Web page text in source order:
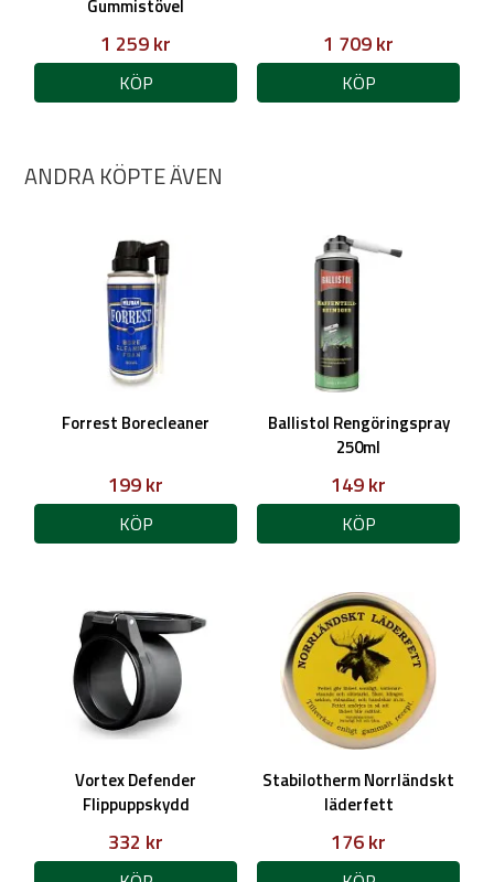
Gummistövel
1 259 kr
KÖP
1 709 kr
KÖP
ANDRA KÖPTE ÄVEN
Forrest Borecleaner
199 kr
KÖP
Ballistol Rengöringspray
250ml
149 kr
KÖP
Vortex Defender
Flippuppskydd
332 kr
Stabilotherm Norrländskt
läderfett
176 kr